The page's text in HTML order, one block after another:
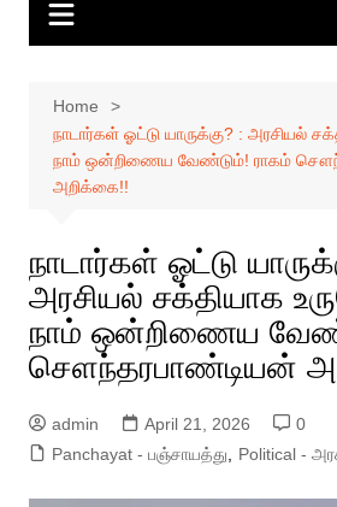
Home
நாடார்கள் ஓட்டு யாருக்கு? : அரசியல்
நாம் ஒன்றிணைய வேண்டும்! ராகம்
அறிக்கை!!
நாடார்கள் ஓட்டு
அரசியல் சக்தியாக
நாம் ஒன்றிணைய
சௌந்தரபாண்டியன்
admin April 21, 2026
0
Panchayat - பஞ்சாயத்து
Political -